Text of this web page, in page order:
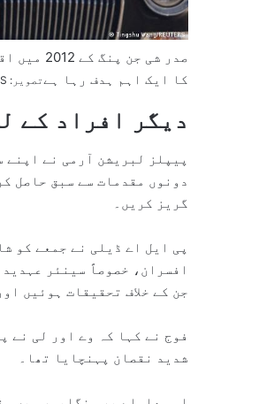
صدر شی
کا ایک اہم ہدف رہا ہے تصویر: Tingshu Wang/REUTERS
دیگر افراد کے
پیپلز لبریشن آرمی نے
دونوں مقدمات سے سبق حاصل
گریز کریں۔
پی ایل اے ڈیلی نے جمعے کو
افسران، خصوصاً سینئر
جن کے خلاف تحقیقات ہوئیں
فوج نے کہا کہ وے اور لی نے
شدید نقصان پہنچایا تھا۔